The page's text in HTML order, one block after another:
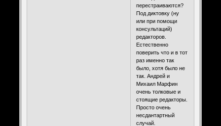
перестраиваются?
Под диктовку (ну
или при помощи
консультаций)
редакторов.
Естественно
поверить что и в тот
раз именно так
было, хотя было не
так. Андрей и
Михаил Марфин
очень толковые и
стоящие редакторы.
Просто очень
несдантартный
случай.